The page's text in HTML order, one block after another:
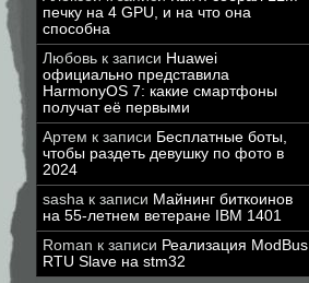
печку на 4 GPU, и на что она
способна
Любовь к записи Huawei
официально представила
HarmonyOS 7: какие смартфоны
получат её первыми
Артем к записи Бесплатные боты,
чтобы раздеть девушку по фото в
2024
sasha к записи Майнинг биткоинов
на 55-летнем ветеране IBM 1401
Roman к записи Реализация ModBus
RTU Slave на stm32